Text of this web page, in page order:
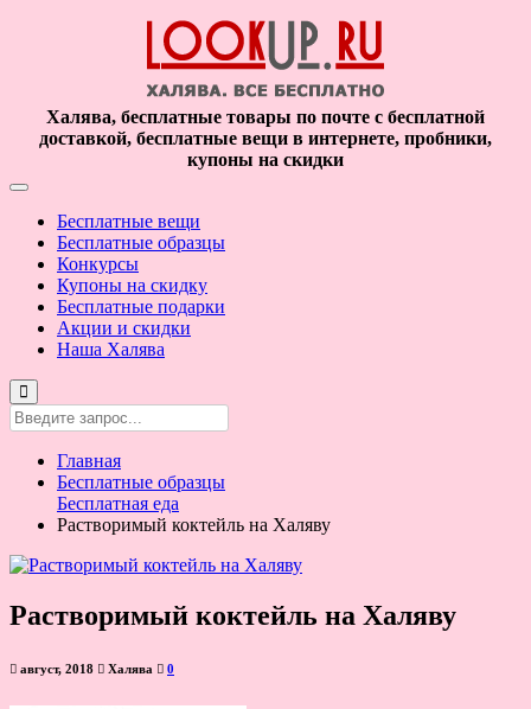
Халява, бесплатные товары по почте с бесплатной
доставкой, бесплатные вещи в интернете, пробники,
купоны на скидки
Бесплатные вещи
Бесплатные образцы
Конкурсы
Купоны на скидку
Бесплатные подарки
Акции и скидки
Наша Халява
Главная
Бесплатные образцы
Бесплатная еда
Растворимый коктейль на Халяву
Растворимый коктейль на Халяву
август, 2018 Халява 0